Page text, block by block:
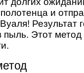
и
Результат
пыль. Этот